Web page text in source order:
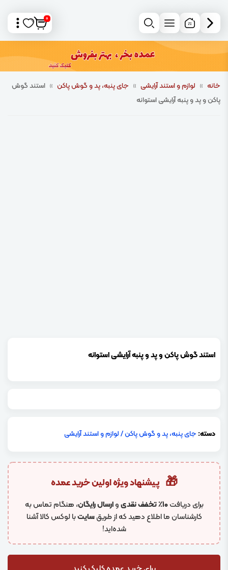
0
خانه » لوازم و استند آرایشی » جای پنبه، پد و گوش پاکن » استند گوش
پاکن و پد و پنبه آرایشی استوانه
استند گوش پاکن و پد و پنبه آرایشی استوانه
دسته:جای پنبه، پد و گوش پاکن/لوازم و استند آرایشی
🎁 پیشنهاد ویژه اولین خرید عمده
برای دریافت۱۰٪ تخفف نقدی وارسال رایگان، هنگام تماس به
کارشناسان ما اطلاع دهید که از طریقسایتبا لوکس کالا آشنا
شده‌اید!